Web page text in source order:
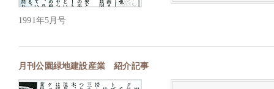
1991年5月号
月刊公園緑地建設産業 紹介記事